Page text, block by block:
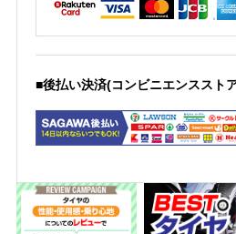
■後払い決済(コンビニエンススト